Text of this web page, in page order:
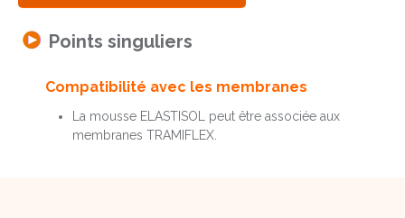
Points singuliers
Compatibilité avec les membranes
La mousse ELASTISOL peut être associée aux
membranes TRAMIFLEX.